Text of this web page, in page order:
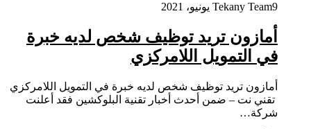
Tekany Team9 يونيو، 2021
أمازون تريد توظيف شخص لديه خبرة
في التمويل اللامركزي
أمازون تريد توظيف شخص لديه خبرة في التمويل اللامركزي
تقني نت – ضمن أحدث أخبار تقنية البلوكشين فقد أعلنت
شركة…